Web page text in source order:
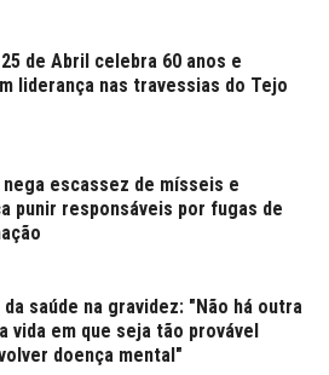
de Abril celebra 60 anos e
liderança nas travessias do Tejo
nega escassez de mísseis e
punir responsáveis por fugas de
da saúde na gravidez: "Não há outra
vida em que seja tão provável
doença mental"